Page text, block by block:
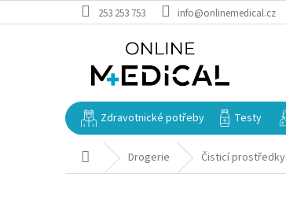
na
253 253 753 info@onlinemedical.cz
Zdravotnické potřeby Testy
Domů Drogerie Čisticí prostředky